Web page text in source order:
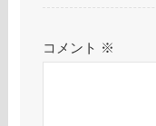
コメント ※